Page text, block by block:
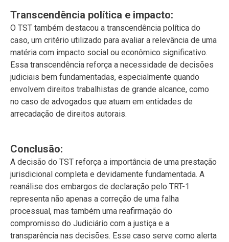
Transcendência política e impacto:
O TST também destacou a transcendência política do
caso, um critério utilizado para avaliar a relevância de uma
matéria com impacto social ou econômico significativo.
Essa transcendência reforça a necessidade de decisões
judiciais bem fundamentadas, especialmente quando
envolvem direitos trabalhistas de grande alcance, como
no caso de advogados que atuam em entidades de
arrecadação de direitos autorais.
Conclusão:
A decisão do TST reforça a importância de uma prestação
jurisdicional completa e devidamente fundamentada. A
reanálise dos embargos de declaração pelo TRT-1
representa não apenas a correção de uma falha
processual, mas também uma reafirmação do
compromisso do Judiciário com a justiça e a
transparência nas decisões. Esse caso serve como alerta